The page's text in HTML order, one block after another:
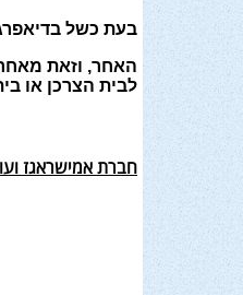
בעת כשל
לבית הצרכן או
חברת אמישראגז